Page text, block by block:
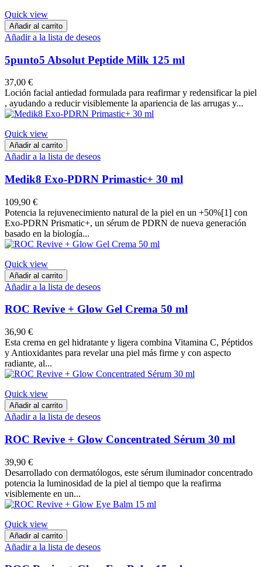
Quick view
Añadir al carrito
Añadir a la lista de deseos
5punto5 Absolut Peptide Milk 125 ml
37,00 €
Loción facial antiedad formulada para reafirmar y redensificar la piel
, ayudando a reducir visiblemente la apariencia de las arrugas y...
Quick view
Añadir al carrito
Añadir a la lista de deseos
Medik8 Exo-PDRN Primastic+ 30 ml
109,90 €
Potencia la rejuvenecimiento natural de la piel en un +50%[1] con
Exo-PDRN Prismatic+, un sérum de PDRN de nueva generación
basado en la biología...
Quick view
Añadir al carrito
Añadir a la lista de deseos
ROC Revive + Glow Gel Crema 50 ml
36,90 €
Esta crema en gel hidratante y ligera combina Vitamina C, Péptidos
y Antioxidantes para revelar una piel más firme y con aspecto
radiante, al...
Quick view
Añadir al carrito
Añadir a la lista de deseos
ROC Revive + Glow Concentrated Sérum 30 ml
39,90 €
Desarrollado con dermatólogos, este sérum iluminador concentrado
potencia la luminosidad de la piel al tiempo que la reafirma
visiblemente en un...
Quick view
Añadir al carrito
Añadir a la lista de deseos